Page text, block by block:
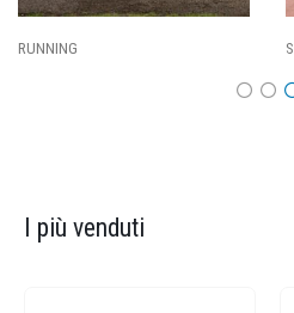
SPORT PARALIMPICI
I più venduti